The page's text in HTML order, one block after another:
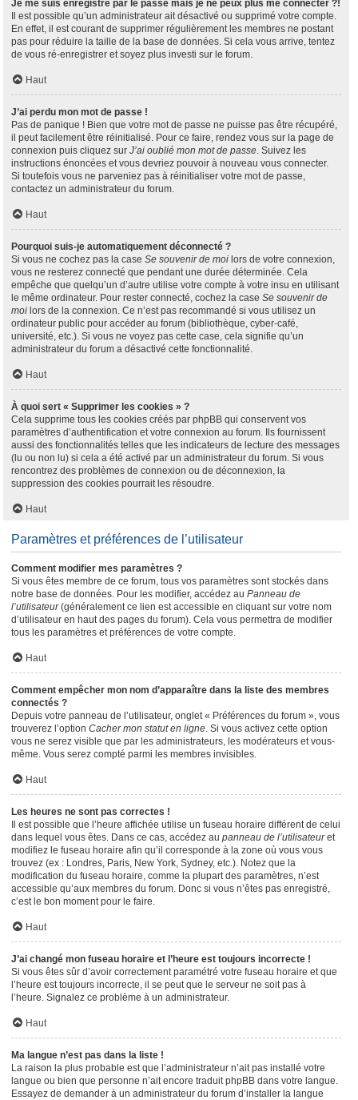
Je me suis enregistré par le passé mais je ne peux plus me connecter ?!
Il est possible qu’un administrateur ait désactivé ou supprimé votre compte.
En effet, il est courant de supprimer régulièrement les membres ne postant
pas pour réduire la taille de la base de données. Si cela vous arrive, tentez
de vous ré-enregistrer et soyez plus investi sur le forum.
Haut
J’ai perdu mon mot de passe !
Pas de panique ! Bien que votre mot de passe ne puisse pas être récupéré,
il peut facilement être réinitialisé. Pour ce faire, rendez vous sur la page de
connexion puis cliquez sur J’ai oublié mon mot de passe. Suivez les
instructions énoncées et vous devriez pouvoir à nouveau vous connecter.
Si toutefois vous ne parveniez pas à réinitialiser votre mot de passe,
contactez un administrateur du forum.
Haut
Pourquoi suis-je automatiquement déconnecté ?
Si vous ne cochez pas la case Se souvenir de moi lors de votre connexion,
vous ne resterez connecté que pendant une durée déterminée. Cela
empêche que quelqu’un d’autre utilise votre compte à votre insu en utilisant
le même ordinateur. Pour rester connecté, cochez la case Se souvenir de
moi lors de la connexion. Ce n’est pas recommandé si vous utilisez un
ordinateur public pour accéder au forum (bibliothèque, cyber-café,
université, etc.). Si vous ne voyez pas cette case, cela signifie qu’un
administrateur du forum a désactivé cette fonctionnalité.
Haut
À quoi sert « Supprimer les cookies » ?
Cela supprime tous les cookies créés par phpBB qui conservent vos
paramètres d’authentification et votre connexion au forum. Ils fournissent
aussi des fonctionnalités telles que les indicateurs de lecture des messages
(lu ou non lu) si cela a été activé par un administrateur du forum. Si vous
rencontrez des problèmes de connexion ou de déconnexion, la
suppression des cookies pourrait les résoudre.
Haut
Paramètres et préférences de l’utilisateur
Comment modifier mes paramètres ?
Si vous êtes membre de ce forum, tous vos paramètres sont stockés dans
notre base de données. Pour les modifier, accédez au Panneau de
l’utilisateur(généralement ce lien est accessible en cliquant sur votre nom
d’utilisateur en haut des pages du forum). Cela vous permettra de modifier
tous les paramètres et préférences de votre compte.
Haut
Comment empêcher mon nom d’apparaître dans la liste des membres
connectés ?
Depuis votre panneau de l’utilisateur, onglet « Préférences du forum », vous
trouverez l’option Cacher mon statut en ligne. Si vous activez cette option
vous ne serez visible que par les administrateurs, les modérateurs et vous-
même. Vous serez compté parmi les membres invisibles.
Haut
Les heures ne sont pas correctes !
Il est possible que l’heure affichée utilise un fuseau horaire différent de celui
dans lequel vous êtes. Dans ce cas, accédez au panneau de l’utilisateuret
modifiez le fuseau horaire afin qu’il corresponde à la zone où vous vous
trouvez (ex : Londres, Paris, New York, Sydney, etc.). Notez que la
modification du fuseau horaire, comme la plupart des paramètres, n’est
accessible qu’aux membres du forum. Donc si vous n’êtes pas enregistré,
c’est le bon moment pour le faire.
Haut
J’ai changé mon fuseau horaire et l’heure est toujours incorrecte !
Si vous êtes sûr d’avoir correctement paramétré votre fuseau horaire et que
l’heure est toujours incorrecte, il se peut que le serveur ne soit pas à
l’heure. Signalez ce problème à un administrateur.
Haut
Ma langue n’est pas dans la liste !
La raison la plus probable est que l’administrateur n’ait pas installé votre
langue ou bien que personne n’ait encore traduit phpBB dans votre langue.
Essayez de demander à un administrateur du forum d’installer la langue